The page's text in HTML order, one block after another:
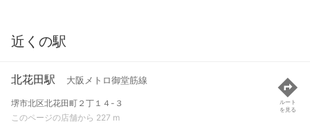
近くの駅
北花田駅 大阪メトロ御堂筋線
堺市北区北花田町２丁１４-３
このページの店舗から 227 m
ルート
を見る